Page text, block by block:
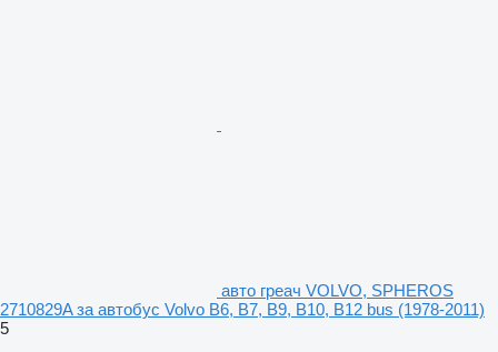
авто греач VOLVO, SPHEROS
2710829A за автобус Volvo B6, B7, B9, B10, B12 bus (1978-2011)
5